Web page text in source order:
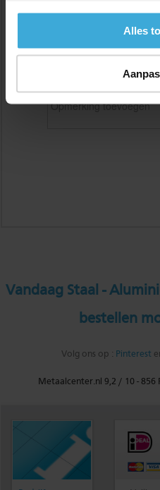
Alles
Alle bedragen zijn excl. 21% BTW
Vandaag Staal -
bestellen
Volg ons op : Pinterest
Metaalcenter.nl 9,2 / 10 -856